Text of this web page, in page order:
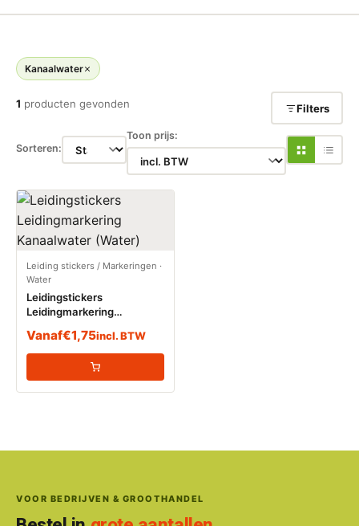
Kanaalwater
1 producten gevonden Filters
Sorteren:
Toon prijs:
Leiding stickers / Markeringen ·
Water
Leidingstickers
Leidingmarkering
Vanaf€1,75incl. BTW
VOOR BEDRIJVEN & GROOTHANDEL